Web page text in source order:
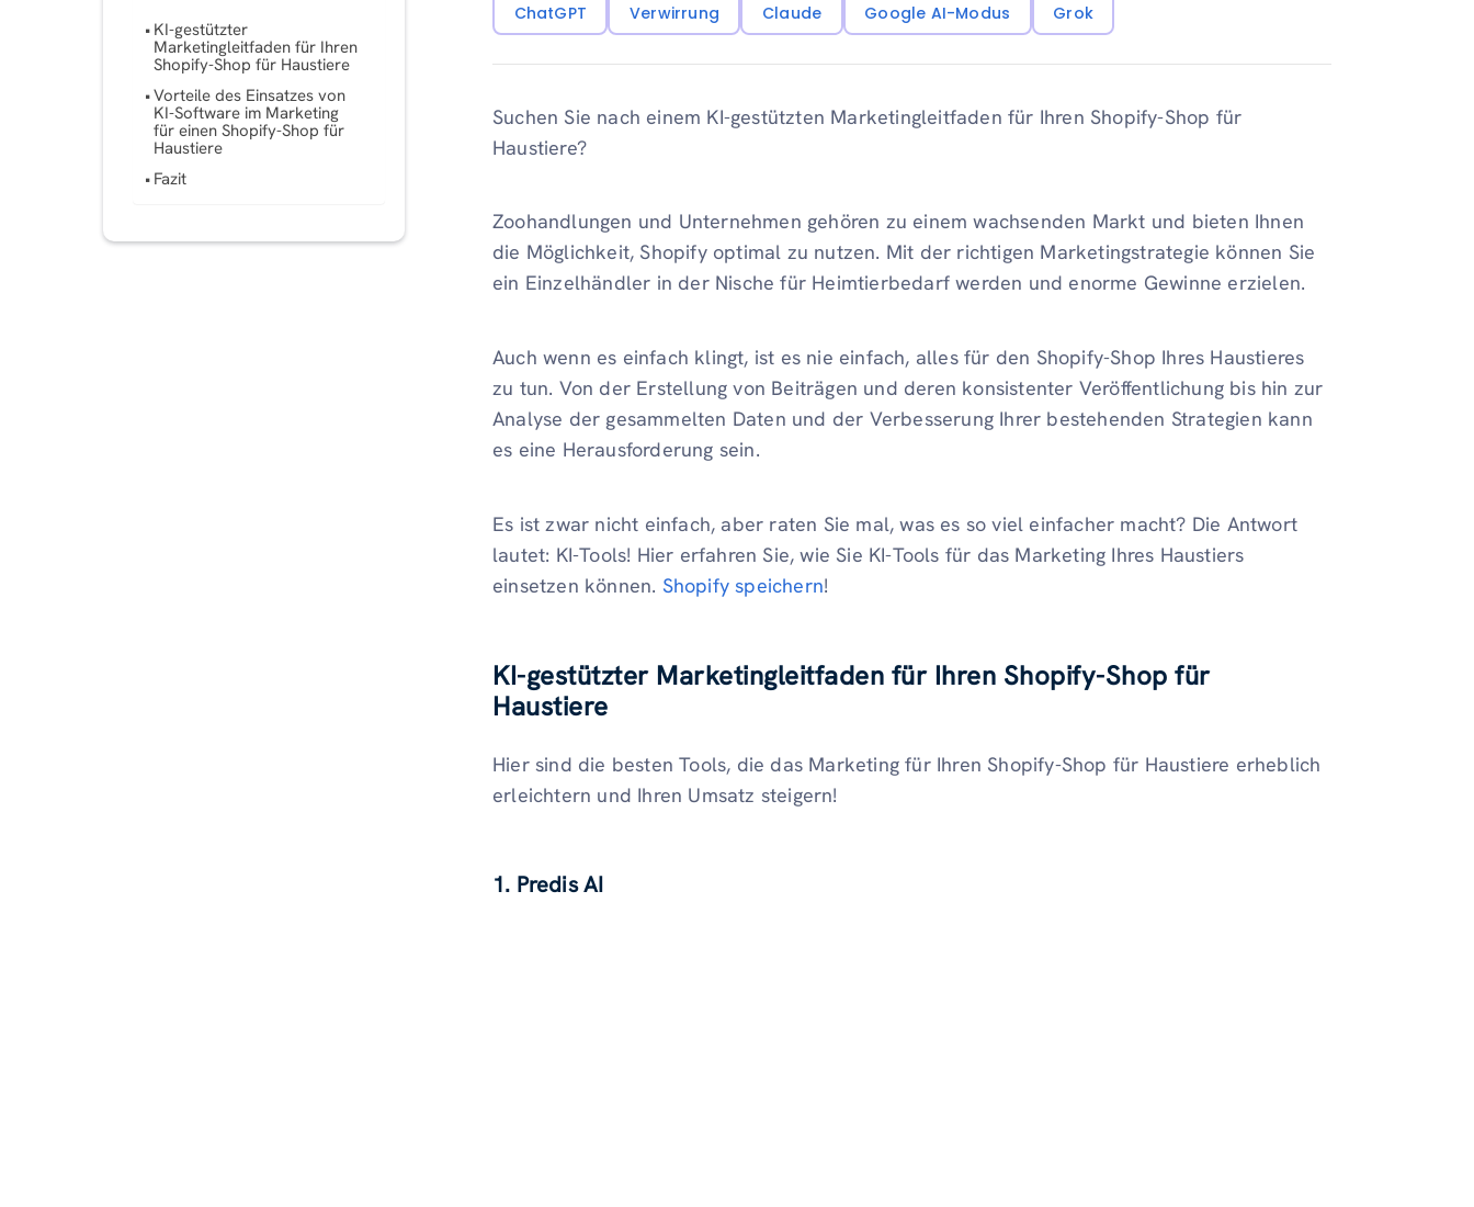
KI-gestützter
Marketingleitfaden für Ihren
Shopify-Shop für Haustiere
Vorteile des Einsatzes von
KI-Software im Marketing
für einen Shopify-Shop für
Haustiere
Fazit
ChatGPT Verwirrung Claude Google AI-Modus Grok
Suchen Sie nach einem KI-gestützten Marketingleitfaden für Ihren Shopify-Shop für
Haustiere?
Zoohandlungen und Unternehmen gehören zu einem wachsenden Markt und bieten Ihnen
die Möglichkeit, Shopify optimal zu nutzen. Mit der richtigen Marketingstrategie können Sie
ein Einzelhändler in der Nische für Heimtierbedarf werden und enorme Gewinne erzielen.
Auch wenn es einfach klingt, ist es nie einfach, alles für den Shopify-Shop Ihres Haustieres
zu tun. Von der Erstellung von Beiträgen und deren konsistenter Veröffentlichung bis hin zur
Analyse der gesammelten Daten und der Verbesserung Ihrer bestehenden Strategien kann
es eine Herausforderung sein.
Es ist zwar nicht einfach, aber raten Sie mal, was es so viel einfacher macht? Die Antwort
lautet: KI-Tools! Hier erfahren Sie, wie Sie KI-Tools für das Marketing Ihres Haustiers
einsetzen können. Shopify speichern!
KI-gestützter Marketingleitfaden für Ihren Shopify-Shop für
Haustiere
Hier sind die besten Tools, die das Marketing für Ihren Shopify-Shop für Haustiere erheblich
erleichtern und Ihren Umsatz steigern!
1. Predis AI